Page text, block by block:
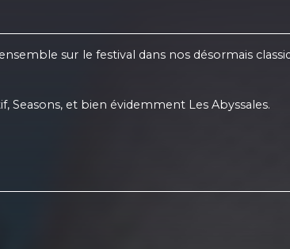
sur le festival dans nos désormais
Seasons, et bien évidemment Les Abyssales.